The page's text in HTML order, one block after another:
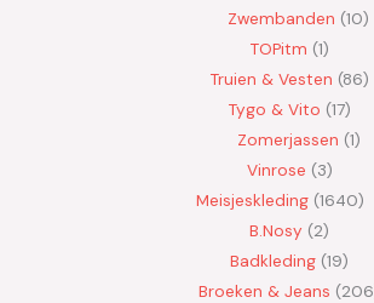
Zwembanden 10
TOPitm 1
Truien & Vesten 86
Tygo & Vito 17
Zomerjassen 1
Vinrose 3
Meisjeskleding 1640
B.Nosy
2
Badkleding 19
Broeken & Jeans
206